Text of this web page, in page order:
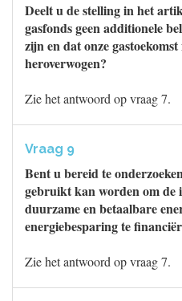
Deelt u de stelling in het
gasfonds geen additionele
zijn en dat onze
heroverwogen?
Zie het antwoord op vraag 7.
Vraag 9
Bent u bereid te
gebruikt kan worden om de
duurzame en betaalbare
energiebesparing te
Zie het antwoord op vraag 7.